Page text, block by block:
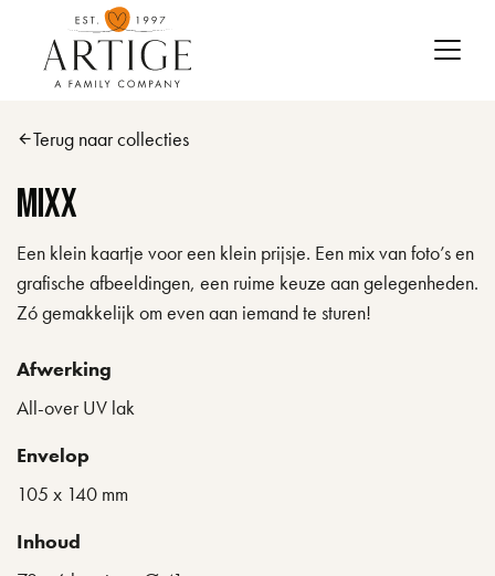
Skip to main content
arrow_backTerug naar collecties
Mixx
Een klein kaartje voor een klein prijsje. Een mix van foto’s en
grafische afbeeldingen, een ruime keuze aan gelegenheden.
Zó gemakkelijk om even aan iemand te sturen!
Afwerking
All-over UV lak
Envelop
105 x 140 mm
Inhoud